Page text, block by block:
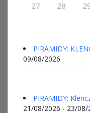
27 28
PIRAMIDY:
09/08/2026
PIRAMIDY:
21/08/2026 - 23/08/